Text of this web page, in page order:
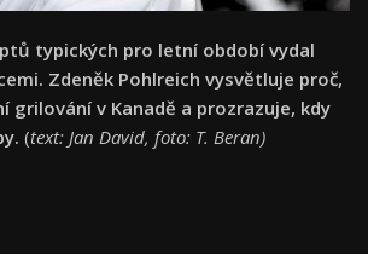
typických pro letní období vydal
Zdeněk Pohlreich vysvětluje proč,
grilování v Kanadě a prozrazuje, kdy
(text: Jan David, foto: T. Beran)